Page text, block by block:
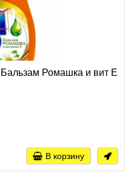
Ромашка и вит Е
В корзину